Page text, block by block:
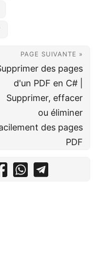
PAGE SUIVANTE »
des pages
d'un PDF en C# |
Supprimer, effacer
ou éliminer
des pages
PDF